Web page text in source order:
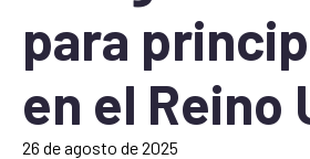
para
en el Reino
26 de agosto de 2025